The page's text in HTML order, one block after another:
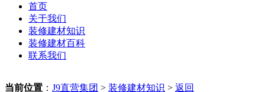
首页
关于我们
装修建材知识
装修建材百科
联系我们
当前位置 ： J9直营集团 > 装修建材知识 > 返回